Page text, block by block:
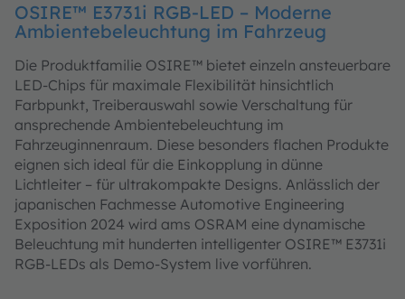
OSIRE™ E3731i RGB-LED – Moderne
Ambientebeleuchtung im Fahrzeug
Die Produktfamilie OSIRE™ bietet einzeln ansteuerbare
LED-Chips für maximale Flexibilität hinsichtlich
Farbpunkt, Treiberauswahl sowie Verschaltung für
ansprechende Ambientebeleuchtung im
Fahrzeuginnenraum. Diese besonders flachen Produkte
eignen sich ideal für die Einkopplung in dünne
Lichtleiter – für ultrakompakte Designs. Anlässlich der
japanischen Fachmesse Automotive Engineering
Exposition 2024 wird ams OSRAM eine dynamische
Beleuchtung mit hunderten intelligenter OSIRE™ E3731i
RGB-LEDs als Demo-System live vorführen.